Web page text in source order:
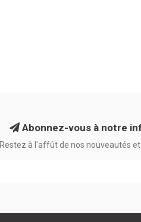
Abonnez-vous à notre
Restez à l'affût de nos nouveautés